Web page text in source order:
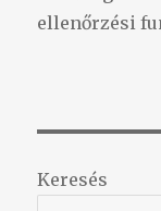
ellenőrzési
Keresés